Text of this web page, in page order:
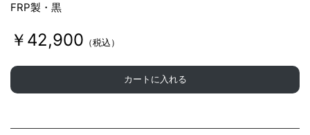
FRP製・黒
￥42,900 （税込）
カートに入れる